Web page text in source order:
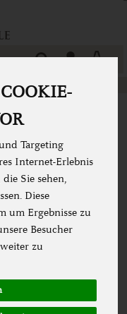
Targeting
Internet-Erlebnis
Sie sehen,
Diese
um Ergebnisse zu
Besucher
zu